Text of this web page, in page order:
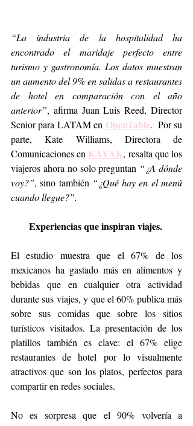
“La industria de la hospitalidad ha
encontrado el maridaje perfecto entre
turismo y gastronomía. Los datos muestran
un aumento del 9% en salidas a restaurantes
de hotel en comparación con el año
anterior”, afirma Juan Luis Reed, Director
Senior para LATAM en OpenTable.  Por su
parte, Kate Williams, Directora de
Comunicaciones en KAYAK, resalta que los
viajeros ahora no solo preguntan “¿A dónde
voy?”, sino también “¿Qué hay en el menú
cuando llegue?”.
Experiencias que inspiran viajes.
El estudio muestra que el 67% de los
mexicanos ha gastado más en alimentos y
bebidas que en cualquier otra actividad
durante sus viajes, y que el 60% publica más
sobre sus comidas que sobre los sitios
turísticos visitados. La presentación de los
platillos también es clave: el 67% elige
restaurantes de hotel por lo visualmente
atractivos que son los platos, perfectos para
compartir en redes sociales.
No es sorpresa que el 90% volvería a